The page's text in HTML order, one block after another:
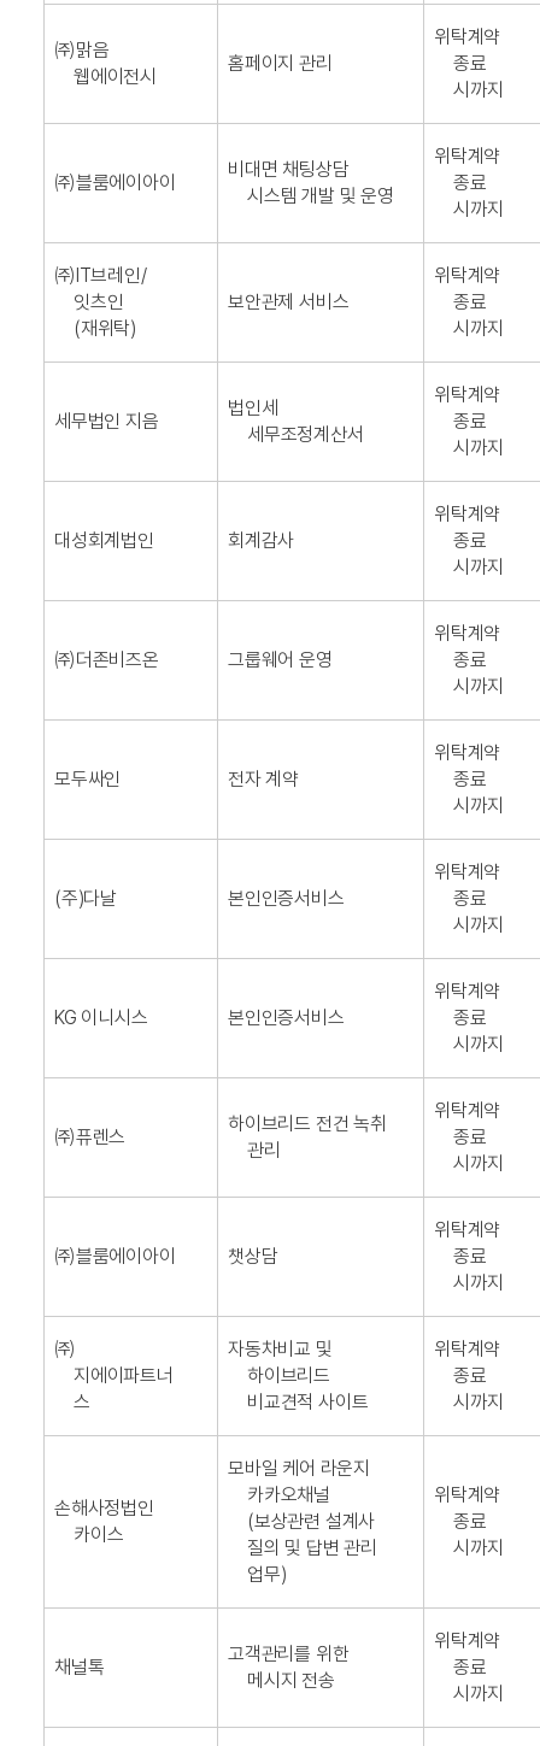
㈜맑음
웹에이전시
홈페이지 관리
위탁계약
종료
시까지
㈜블룸에이아이
비대면 채팅상담
시스템 개발 및 운영
위탁계약
종료
시까지
㈜IT브레인/
잇츠인
(재위탁)
보안관제 서비스
위탁계약
종료
시까지
세무법인 지음
법인세
세무조정계산서
위탁계약
종료
시까지
대성회계법인 회계감사
위탁계약
종료
시까지
㈜더존비즈온 그룹웨어 운영
위탁계약
종료
시까지
모두싸인 전자 계약
위탁계약
종료
시까지
(주)다날 본인인증서비스
위탁계약
종료
시까지
KG 이니시스 본인인증서비스
위탁계약
종료
시까지
㈜퓨렌스
하이브리드 전건 녹취
관리
위탁계약
종료
시까지
㈜블룸에이아이 챗상담
위탁계약
종료
시까지
㈜
지에이파트너
스
자동차비교 및
하이브리드
비교견적 사이트
위탁계약
종료
시까지
손해사정법인
카이스
모바일 케어 라운지
카카오채널
(보상관련 설계사
질의 및 답변 관리
업무)
위탁계약
종료
시까지
채널톡
고객관리를 위한
메시지 전송
위탁계약
종료
시까지